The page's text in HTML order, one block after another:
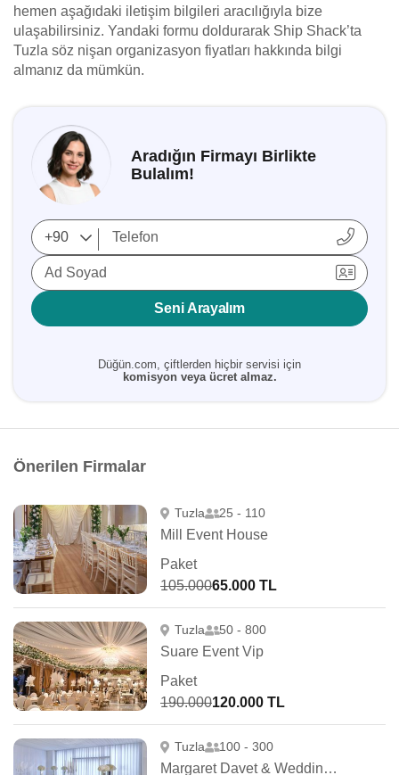
hemen aşağıdaki iletişim bilgileri aracılığıyla bize
ulaşabilirsiniz. Yandaki formu doldurarak Ship Shack’ta
Tuzla söz nişan organizasyon fiyatları hakkında bilgi
almanız da mümkün.
Aradığın Firmayı Birlikte
Bulalım!
Ad Soyad
Seni Arayalım
Düğün.com, çiftlerden hiçbir servisi için
komisyon veya ücret almaz.
Önerilen Firmalar
Tuzla 25 - 110
Mill Event House
Paket
105.00065.000 TL
Tuzla 50 - 800
Suare Event Vip
Paket
190.000120.000 TL
Tuzla 100 - 300
Margaret Davet & Wedding House